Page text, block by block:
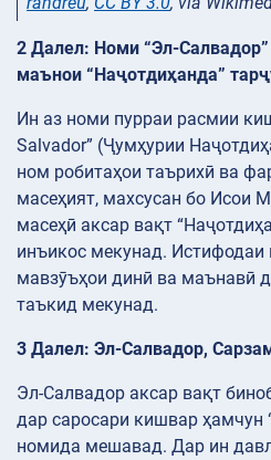
2 Далел: Номи “Эл-Салвадор”
маънои “Наҷотдиҳанда”
Ин аз номи пурраи расмии
Salvador” (Ҷумҳурии
ном робитаҳои таърихӣ ва
масеҳият, махсусан бо Исои
масеҳӣ аксар вақт
инъикос мекунад. Истифодаи
мавзӯъҳои динӣ ва маънавӣ
таъкид мекунад.
3 Далел: Эл-Салвадор,
Эл-Салвадор аксар вақт
дар саросари кишвар ҳамчун
номида мешавад. Дар ин